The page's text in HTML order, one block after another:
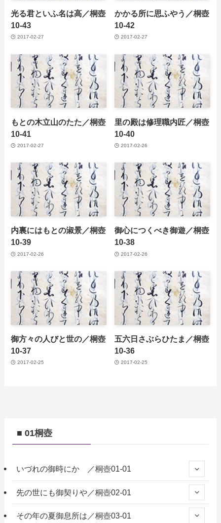
光る君といふ名は高／桐壺
10-43
2017-02-27
かかる所に思ふやう／桐壺
10-42
2017-02-27
もとの木立山のたた／桐壺
10-41
2017-02-27
里の殿は修理職内匠／桐壺
10-40
2017-02-26
内裏にはもとの淑景／桐壺
10-39
2017-02-26
御心につくべき御遊／桐壺
10-38
2017-02-26
御方々の人びと世の／桐壺
10-37
2017-02-25
五六日さぶらひたま／桐壺
10-36
2017-02-25
■ 01桐壺
いづれの御時にか ／桐壺01-01
先の世にも御契りや／桐壺02-01
その年の夏御息所は／桐壺03-01